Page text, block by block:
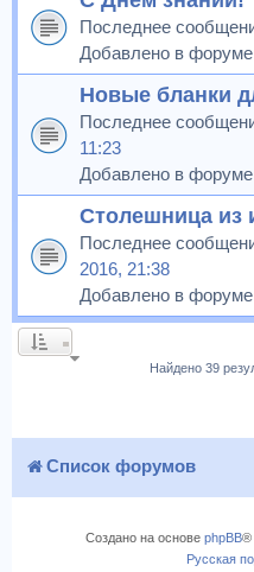
Последнее
Добавлено в форуме
Новые бланки
Последнее
11:23
Добавлено в форуме
Столешница из
Последнее
2016, 21:38
Добавлено в форуме
Найдено 39
Список форумов
Создано на основе phpBB®
Русская